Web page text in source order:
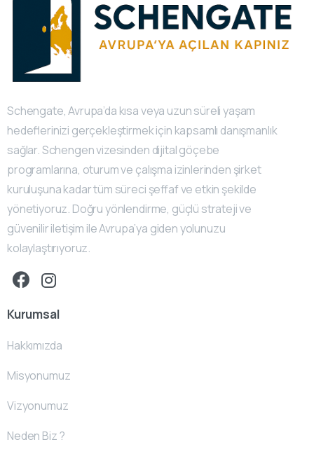
Schengate, Avrupa’da kısa veya uzun süreli yaşam
hedeflerinizi gerçekleştirmek için kapsamlı danışmanlık
sağlar. Schengen vizesinden dijital göçebe
programlarına, oturum ve çalışma izinlerinden şirket
kuruluşuna kadar tüm süreci şeffaf ve etkin şekilde
yönetiyoruz. Doğru yönlendirme, güçlü strateji ve
güvenilir iletişim ile Avrupa’ya giden yolunuzu
kolaylaştırıyoruz.
Kurumsal
Hakkımızda
Misyonumuz
Vizyonumuz
Neden Biz ?